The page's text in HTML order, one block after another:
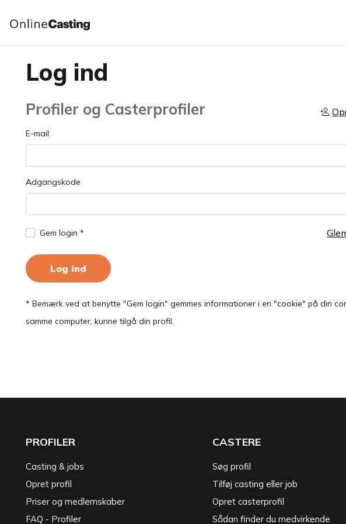
Log ind
Profiler og Casterprofiler
E-mail:
Adgangskode
Gem login *
Log ind
* Bemærk ved at benytte "Gem login" gemmes informationer i en "cookie" på din
samme computer, kunne tilgå din profil.
PROFILER
Casting & jobs
Opret profil
Priser og medlemskaber
FAQ - Profiler
CASTERE
Søg profil
Tilføj casting eller job
Opret casterprofil
Sådan finder du medvirkende